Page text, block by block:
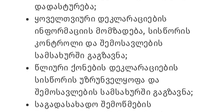
დადასტურება;
ყოველთვიური დეკლარაციების
ინფორმაციის მომზადება, სისწორის
კონტროლი და შემოსავლების
სამსახურში გაგზავნა;
წლიური ქონების დეკლარაციების
სისწორის უზრუნველყოფა და
შემოსავლების სამსახურში გაგზავნა;
საგადასახადო შემოწმების